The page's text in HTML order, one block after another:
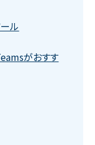
ル
がおすす